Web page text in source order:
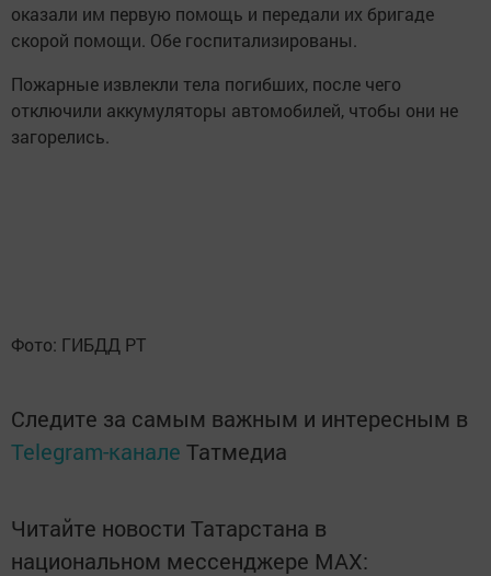
оказали им первую помощь и передали их бригаде
скорой помощи. Обе госпитализированы.
Пожарные извлекли тела погибших, после чего
отключили аккумуляторы автомобилей, чтобы они не
загорелись.
Фото: ГИБДД РТ
Следите за самым важным и интересным в
Telegram-канале Татмедиа
Читайте новости Татарстана в
национальном мессенджере MАХ: